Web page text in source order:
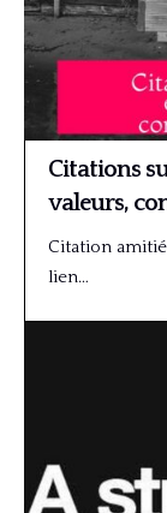
Citations
valeurs,
Citation
lien…